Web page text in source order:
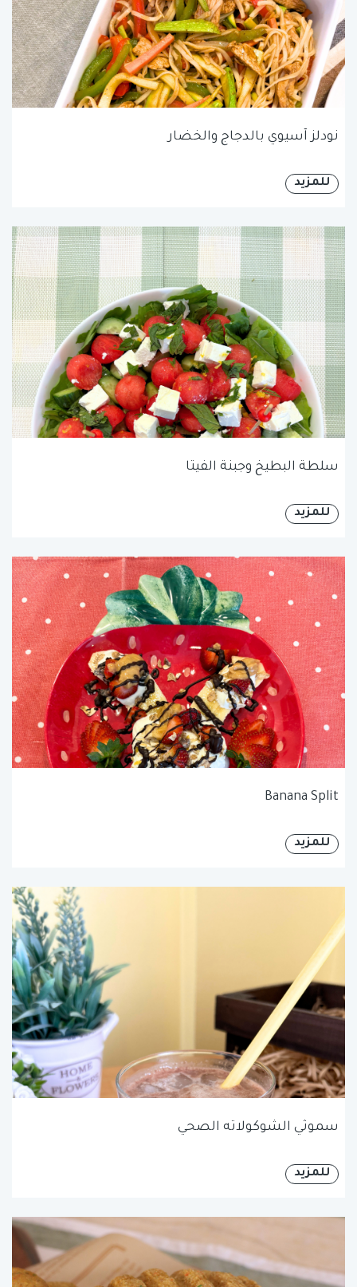
نودلز آسيوي بالدجاج والخضار
للمزيد
سلطة البطيخ وجبنة الفيتا
للمزيد
Banana Split
للمزيد
سموثي الشوكولاته الصحي
للمزيد